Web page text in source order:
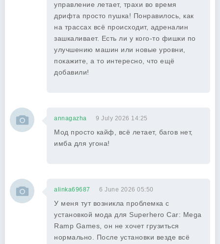
управление летает, трахи во время
дрифта просто пушка! Понравилось, как
на трассах всё происходит, адреналин
зашкаливает. Есть ли у кого-то фишки по
улучшению машин или новые уровни,
покажите, а то интересно, что ещё
добавили!
annagazha 9 July 2026 14:25
Мод просто кайф, всё летает, багов нет,
имба для угона!
alinka69687 6 June 2026 05:50
У меня тут возникла проблемка с
установкой мода для Superhero Car: Mega
Ramp Games, он не хочет грузиться
нормально. После установки везде всё